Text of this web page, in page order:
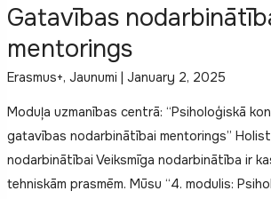
Gatavības
mentorings
Erasmus+, Jaunumi | January 2, 2025
Moduļa uzmanības centrā: “Psiholoģiskā
gatavības nodarbinātībai mentorings”
nodarbinātībai Veiksmīga nodarbinātība ir
tehniskām prasmēm. Mūsu “4. modulis: